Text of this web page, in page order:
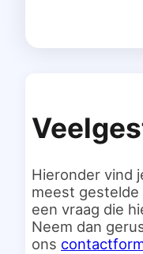
Hieronder vind
meest gestelde
een vraag die
Neem dan
ons